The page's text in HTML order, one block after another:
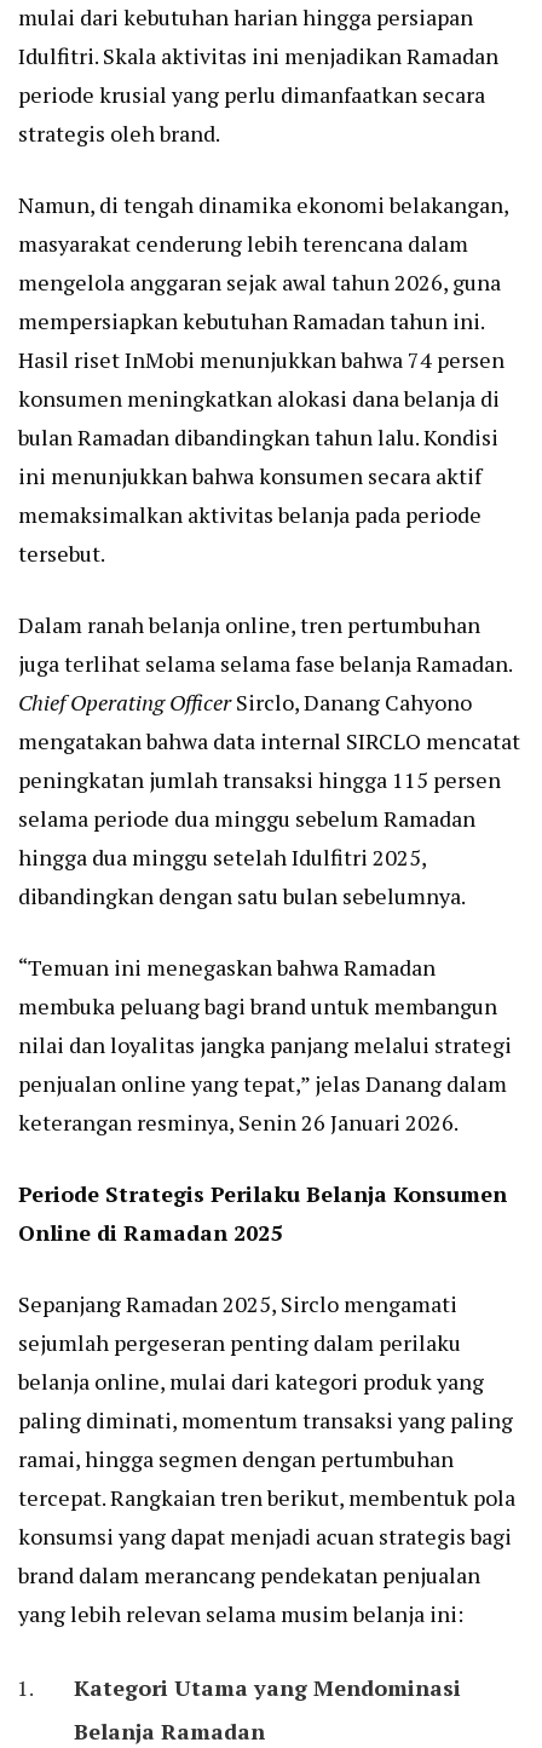
mulai dari kebutuhan harian hingga persiapan
Idulfitri. Skala aktivitas ini menjadikan Ramadan
periode krusial yang perlu dimanfaatkan secara
strategis oleh brand.
Namun, di tengah dinamika ekonomi belakangan,
masyarakat cenderung lebih terencana dalam
mengelola anggaran sejak awal tahun 2026, guna
mempersiapkan kebutuhan Ramadan tahun ini.
Hasil riset InMobi menunjukkan bahwa 74 persen
konsumen meningkatkan alokasi dana belanja di
bulan Ramadan dibandingkan tahun lalu. Kondisi
ini menunjukkan bahwa konsumen secara aktif
memaksimalkan aktivitas belanja pada periode
tersebut.
Dalam ranah belanja online, tren pertumbuhan
juga terlihat selama selama fase belanja Ramadan.
Chief Operating OfficerSirclo, Danang Cahyono
mengatakan bahwa data internal SIRCLO mencatat
peningkatan jumlah transaksi hingga 115 persen
selama periode dua minggu sebelum Ramadan
hingga dua minggu setelah Idulfitri 2025,
dibandingkan dengan satu bulan sebelumnya.
“Temuan ini menegaskan bahwa Ramadan
membuka peluang bagi brand untuk membangun
nilai dan loyalitas jangka panjang melalui strategi
penjualan online yang tepat,” jelas Danang dalam
keterangan resminya, Senin 26 Januari 2026.
Periode Strategis Perilaku Belanja Konsumen
Online di Ramadan 2025
Sepanjang Ramadan 2025, Sirclo mengamati
sejumlah pergeseran penting dalam perilaku
belanja online, mulai dari kategori produk yang
paling diminati, momentum transaksi yang paling
ramai, hingga segmen dengan pertumbuhan
tercepat. Rangkaian tren berikut, membentuk pola
konsumsi yang dapat menjadi acuan strategis bagi
brand dalam merancang pendekatan penjualan
yang lebih relevan selama musim belanja ini:
Kategori Utama yang Mendominasi
Belanja Ramadan